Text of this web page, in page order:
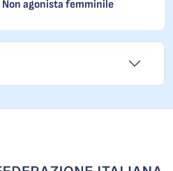
Non agonista femminile